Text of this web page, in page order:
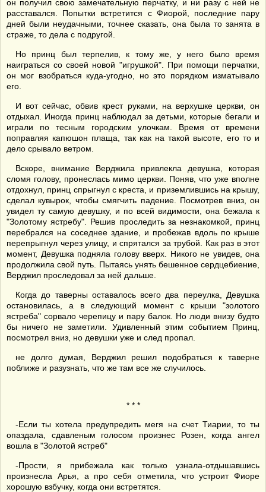
он получил свою замечательную перчатку, и ни разу с ней не
расставался. Попытки встретится с Фиорой, последние пару
дней были неудачными, точнее сказать, она была то занята в
страже, то дела с подругой.
Но принц был терпелив, к тому же, у него было время
наиграться со своей новой "игрушкой". При помощи перчатки,
он мог взобраться куда-угодно, но это порядком изматывало
его.
И вот сейчас, обвив крест руками, на верхушке церкви, он
отдыхал. Иногда принц наблюдал за детьми, которые бегали и
играли по тесным городским улочкам. Время от времени
поправляя капюшон плаща, так как на такой высоте, его то и
дело срывало ветром.
Вскоре, внимание Верджила привлекла девушка, которая
сломя голову, пронеслась мимо церкви. Поняв, что уже вполне
отдохнул, принц спрыгнул с креста, и приземлившись на крышу,
сделал кувырок, чтобы смягчить падение. Посмотрев вниз, он
увидел ту самую девушку, и по всей видимости, она бежала к
"Золотому ястребу". Решив проследить за незнакомкой, принц
перебрался на соседнее здание, и пробежав вдоль по крыше
перепрыгнул через улицу, и спрятался за трубой. Как раз в этот
момент, Девушка подняла голову вверх. Никого не увидев, она
продолжила свой путь. Пытаясь унять бешенное сердцебиение,
Верджил проследовал за ней дальше.
Когда до таверны оставалось всего два переулка, Девушка
остановилась, а в следующий момент с крыши "золотого
ястреба" сорвало черепицу и пару балок. Но люди внизу будто
бы ничего не заметили. Удивленный этим событием Принц,
посмотрел вниз, но девушки уже и след пропал.
не долго думая, Верджил решил подобраться к таверне
поближе и разузнать, что же там все же случилось.
* * *
-Если ты хотела предупредить мегя на счет Тиарии, то ты
опаздала, сдавленым голосом произнес Розен, когда ангел
вошла в "Золотой ястреб"
-Прости, я прибежала как только узнала-отдышавшись
произнесла Арья, а про себя отметила, что устроит Фиоре
хорошую взбучку, когда они встретятся.